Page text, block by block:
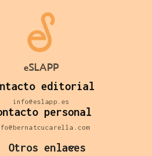
eSLAPP
editorial
info@eslapp.es
personal
Otros enlaces